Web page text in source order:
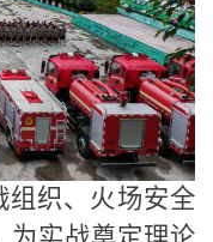
组织、火场安全